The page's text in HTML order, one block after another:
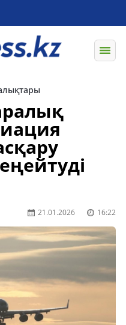
21.01.2026 16:22